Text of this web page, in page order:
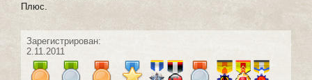
Плюс.
Зарегистрирован:
2.11.2011